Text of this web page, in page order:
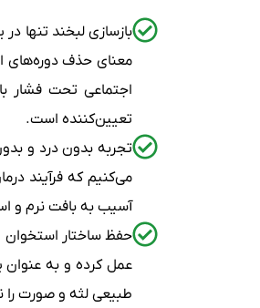
بازسازی لبخند تنها
معنای حذف دوره‌های
اجتماعی تحت فشار
تعیین‌کننده است.
می‌کنیم که فرآیند
آسیب به بافت نرم و
حفظ ساختار استخوان
عمل کرده و به عنوان
طبیعی لثه و صورت را